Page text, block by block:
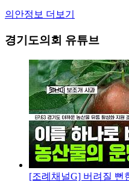
의안정보 더보기
경기도의회 유튜브
[조례채널G] 버려질 뻔